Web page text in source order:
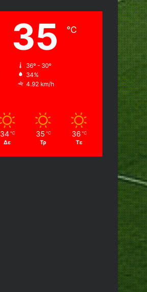
35 ℃
36º - 30º
34%
4.92 km/h
34 ℃
Δε
35 ℃
Τρ
36 ℃
Τε